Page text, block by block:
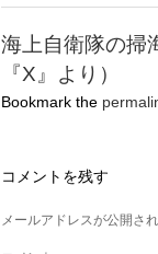
海上自衛隊の掃
『X』より）
Bookmark the
コメントを残す
メールアドレスが公開さ